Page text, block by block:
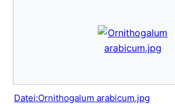
Datei:Ornithogalum arabicum.jpg